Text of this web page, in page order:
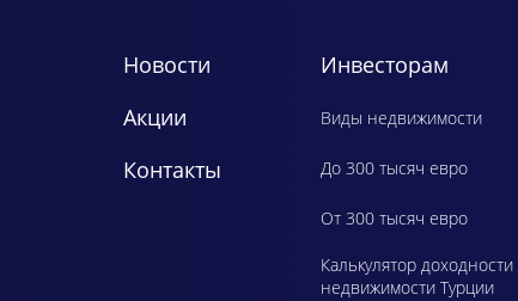
Новости
Акции
Контакты
Инвесторам
Виды недвижимости
До 300 тысяч евро
От 300 тысяч евро
Калькулятор доходности
недвижимости Турции